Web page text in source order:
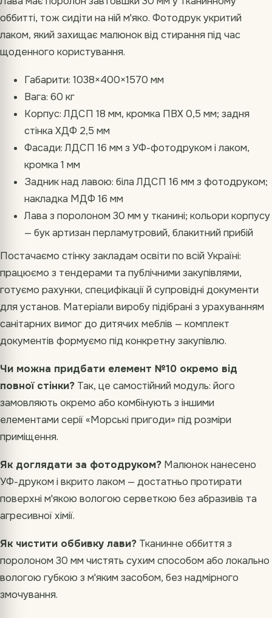
оббитті, тож сидіти на ній м'яко. Фотодрук укритий
лаком, який захищає малюнок від стирання під час
щоденного користування.
Габарити: 1038×400×1570 мм
Вага: 60 кг
Корпус: ЛДСП 18 мм, кромка ПВХ 0,5 мм; задня
стінка ХДФ 2,5 мм
Фасади: ЛДСП 16 мм з УФ-фотодруком і лаком,
кромка 1 мм
Задник над лавою: біла ЛДСП 16 мм з фотодруком;
накладка МДФ 16 мм
Лава з поролоном 30 мм у тканині; кольори корпусу
— бук артизан перламутровий, блакитний прибій
Постачаємо стінку закладам освіти по всій Україні:
працюємо з тендерами та публічними закупівлями,
готуємо рахунки, специфікації й супровідні документи
для установ. Матеріали виробу підібрані з урахуванням
санітарних вимог до дитячих меблів — комплект
документів формуємо під конкретну закупівлю.
Чи можна придбати елемент №10 окремо від
повної стінки? Так, це самостійний модуль: його
замовляють окремо або комбінують з іншими
елементами серії «Морські пригоди» під розміри
приміщення.
Як доглядати за фотодруком? Малюнок нанесено
УФ-друком і вкрито лаком — достатньо протирати
поверхні м'якою вологою серветкою без абразивів та
агресивної хімії.
Як чистити оббивку лави? Тканинне оббиття з
поролоном 30 мм чистять сухим способом або локально
вологою губкою з м'яким засобом, без надмірного
змочування.